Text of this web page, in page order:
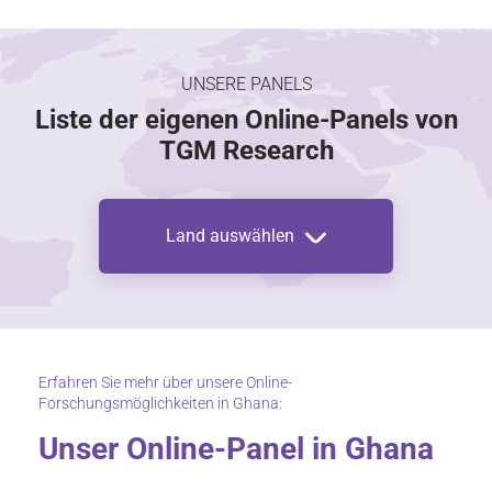
UNSERE PANELS
Liste der eigenen Online-Panels von
TGM Research
Land auswählen
Erfahren Sie mehr über unsere Online-
Forschungsmöglichkeiten in Ghana:
Unser Online-Panel in Ghana